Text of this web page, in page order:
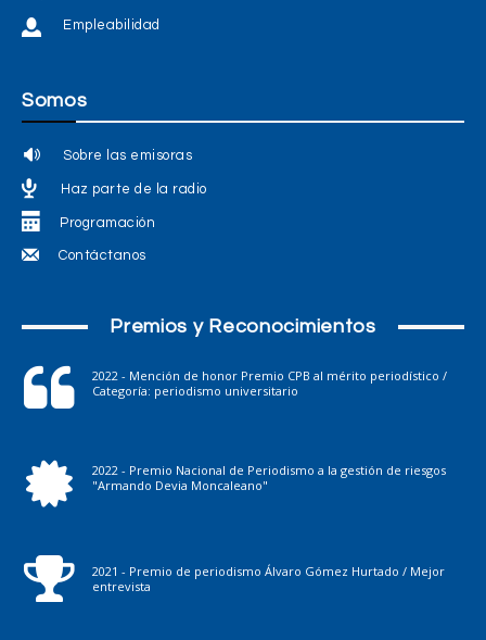
Empleabilidad
Somos
Sobre las emisoras
Haz parte de la radio
Programación
Contáctanos
Premios y Reconocimientos
2022 - Mención de honor Premio CPB al mérito periodístico /
Categoría: periodismo universitario
2022 - Premio Nacional de Periodismo a la gestión de riesgos
"Armando Devia Moncaleano"
2021 - Premio de periodismo Álvaro Gómez Hurtado / Mejor
entrevista